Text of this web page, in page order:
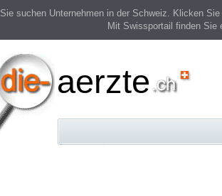
Sie suchen Unternehmen in der Schweiz. Klicken
Mit Swissportail finden Sie
aerzte